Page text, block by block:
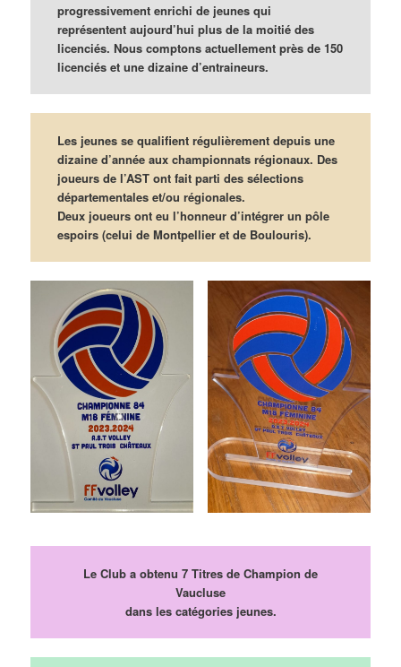
progressivement enrichi de jeunes qui
représentent aujourd’hui plus de la moitié des
licenciés. Nous comptons actuellement près de 150
licenciés et une dizaine d’entraineurs.
Les jeunes se qualifient régulièrement depuis une
dizaine d’année aux championnats régionaux. Des
joueurs de l’AST ont fait parti des sélections
départementales et/ou régionales.
Deux joueurs ont eu l’honneur d’intégrer un pôle
espoirs (celui de Montpellier et de Boulouris).
Le Club a obtenu 7 Titres de Champion de
Vaucluse
dans les catégories jeunes.